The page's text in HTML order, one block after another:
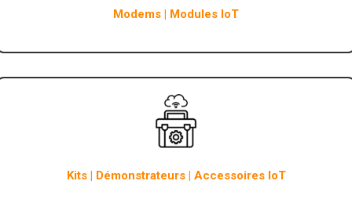
Modems | Modules IoT
Kits | Démonstrateurs | Accessoires IoT